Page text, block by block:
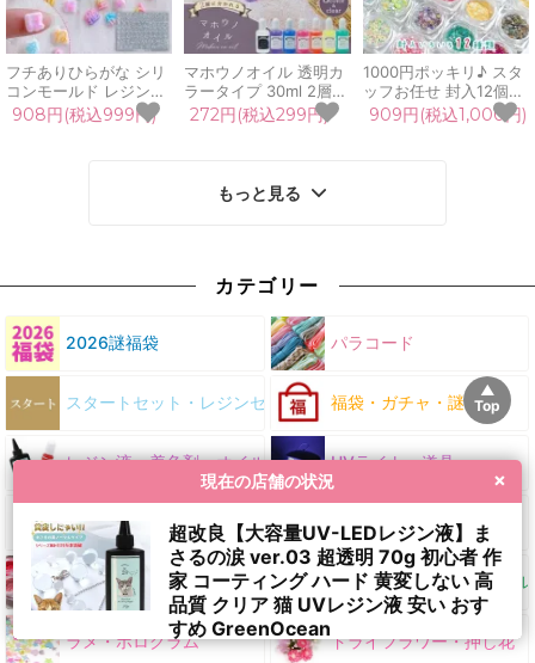
フチありひらがな シリ
コンモールド レジン型
粘土型 UVレジン LED
レジン デコパーツ 名前
908円(税込999円)
マホウノオイル 透明カ
ラータイプ 30ml 2層
カラー 魔法のオイル シ
ェイカー 推し活 色 UV
272円(税込299円)
1000円ポッキリ♪ スタ
ッフお任せ 封入12個セ
ット 蓄光 パール ホロ
グラム オリジナルブレ
909円(税込1,000円)
もっと見る
カテゴリー
2026謎福袋 パラコード
スタートセット・レジンセット 福袋・ガチャ・謎
レジン液・着色剤・オイル UVライト・道具
シリコン型・モールド ホイップデコ・粘土
着色パウダー 封入・デコパーツ・シール
ラメ・ホログラム ドライフラワー・押し花
現在の店舗の状況 ×
超改良【大容量UV-LEDレジン液】ま
さるの涙 ver.03 超透明 70g 初心者 作
家 コーティング ハード 黄変しない 高
品質 クリア 猫 UVレジン液 安い おす
すめ GreenOcean
799 11 分前 に購入されました。